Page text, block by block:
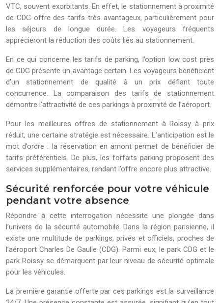
VTC, souvent exorbitants. En effet, le stationnement à proximité
de CDG offre des tarifs très avantageux, particulièrement pour
les séjours de longue durée. Les voyageurs fréquents
apprécieront la réduction des coûts liés au stationnement.
En ce qui concerne les tarifs de parking, l’option low cost près
de CDG présente un avantage certain. Les voyageurs bénéficient
d’un stationnement de qualité à un prix défiant toute
concurrence. La comparaison des tarifs de stationnement
démontre l’attractivité de ces parkings à proximité de l’aéroport.
Pour les meilleures offres de stationnement à Roissy à prix
réduit, une certaine stratégie est nécessaire. L’anticipation est le
mot d’ordre : la réservation en amont permet de bénéficier de
tarifs préférentiels. De plus, les forfaits parking proposent des
services supplémentaires, rendant l’offre encore plus attractive.
Sécurité renforcée pour votre véhicule
pendant votre absence
Répondre à cette interrogation nécessite une plongée dans
l’univers de la sécurité automobile. Dans la région parisienne, il
existe une multitude de parkings, privés et officiels, proches de
l’aéroport Charles De Gaulle (CDG). Parmi eux, le park CDG et le
park Roissy se démarquent par leur niveau de sécurité optimale
pour les véhicules.
La première garantie offerte par ces parkings est la surveillance